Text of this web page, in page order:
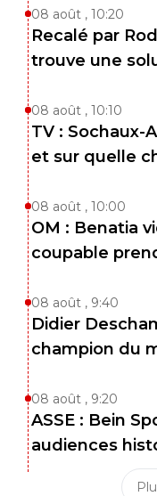
08 août , 10:20
Recalé par
trouve une
08 août , 10:10
TV : Sochaux-
et sur quelle
08 août , 10:00
OM : Benatia
coupable
08 août , 9:40
Didier
champion du
08 août , 9:20
ASSE : Bein
audiences